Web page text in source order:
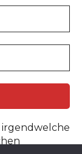
irgendwelche